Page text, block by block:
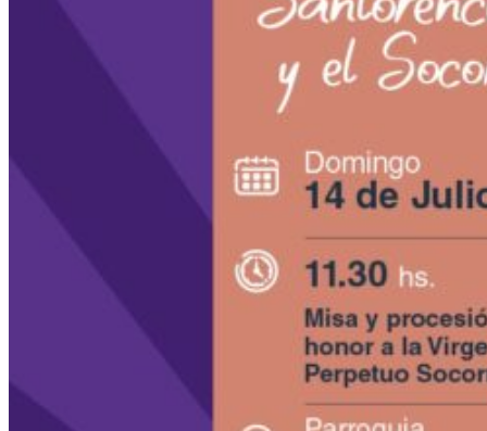
¡Disfruta de un fin de semana inolvidable
en San Lorenzo!